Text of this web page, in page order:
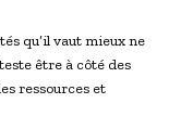
qu’il vaut mieux ne
être à côté des
ressources et